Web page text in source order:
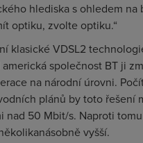
hlediska s ohledem
optiku, zvolte optiku.“
klasické VDSL2
americká společnost BT ji
na národní úrovni.
plánů by toto řešení
nad 50 Mbit/s. Naproti
vyšší.